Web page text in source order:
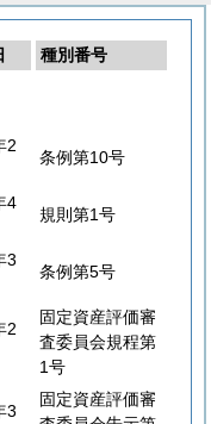
種別番号
2
条例第10号
4
規則第1号
3
条例第5号
2
固定資産評価審
査委員会規程第
1号
3
固定資産評価審